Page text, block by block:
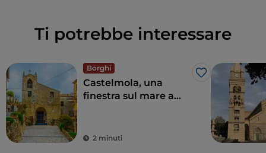
Ti potrebbe interessare
Borghi
Like
Castelmola, una
finestra sul mare a
2 minuti